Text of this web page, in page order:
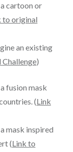
cartoon or
to original
an existing
)
fusion mask
(Link
mask inspired
(Link to